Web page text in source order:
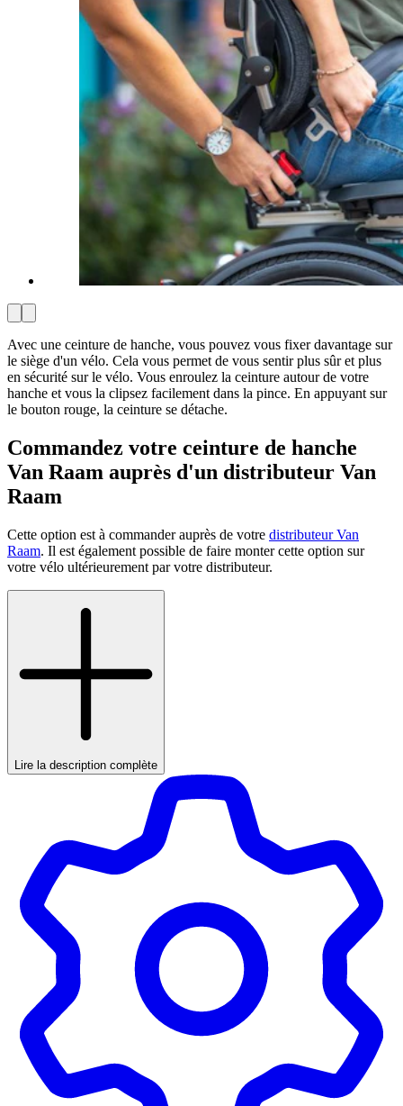
Avec une ceinture de hanche, vous pouvez vous fixer davantage sur
le siège d'un vélo. Cela vous permet de vous sentir plus sûr et plus
en sécurité sur le vélo. Vous enroulez la ceinture autour de votre
hanche et vous la clipsez facilement dans la pince. En appuyant sur
le bouton rouge, la ceinture se détache.
Commandez votre ceinture de hanche
Van Raam auprès d'un distributeur Van
Raam
Cette option est à commander auprès de votre distributeur Van
Raam. Il est également possible de faire monter cette option sur
votre vélo ultérieurement par votre distributeur.
Lire la description complète